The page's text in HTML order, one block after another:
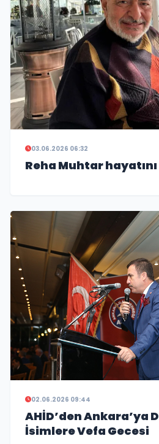
03.06.2026 06:32
Reha Muhtar
02.06.2026 09:44
AHİD’den Ankara’ya
İsimlere Vefa Gecesi